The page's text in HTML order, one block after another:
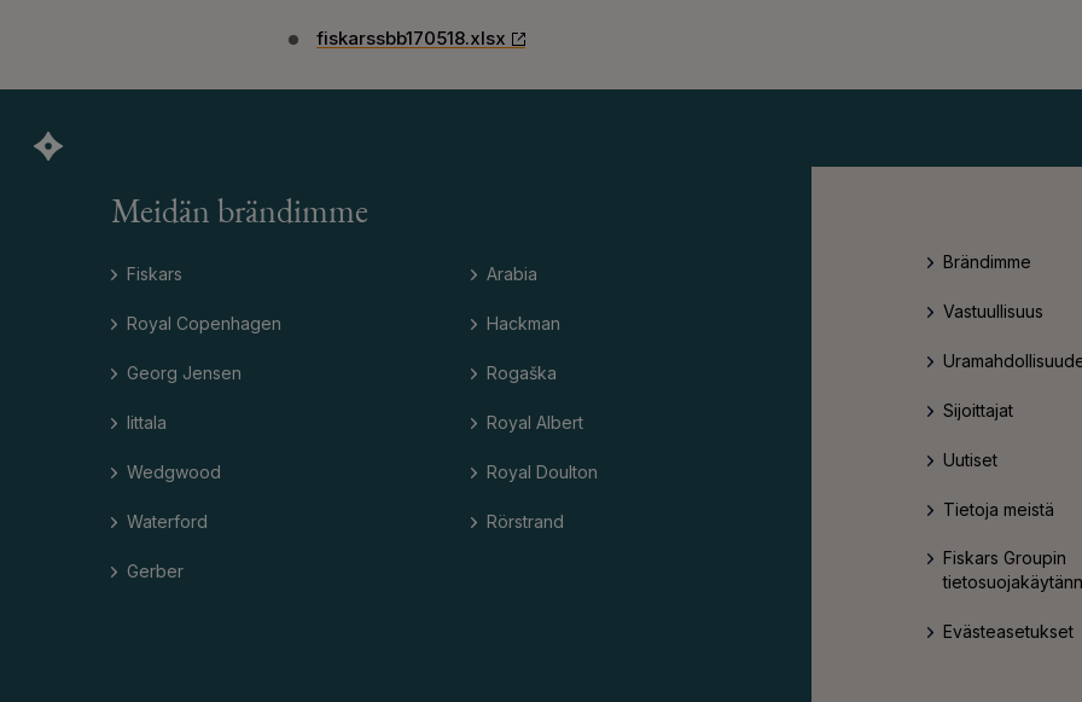
fiskarssbb170518.xlsx
Meidän brändimme
Fiskars
Royal Copenhagen
Georg Jensen
Iittala
Wedgwood
Waterford
Gerber
Arabia
Hackman
Rogaška
Royal Albert
Royal Doulton
Rörstrand
Brändimme
Vastuullisuus
Sijoittajat
Uutiset
Tietoja meistä
Fiskars Groupin
Evästeasetukset